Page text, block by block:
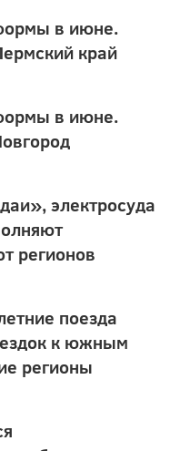
в июне.
край
в июне.
электросуда
регионов
поезда
к южным
регионы